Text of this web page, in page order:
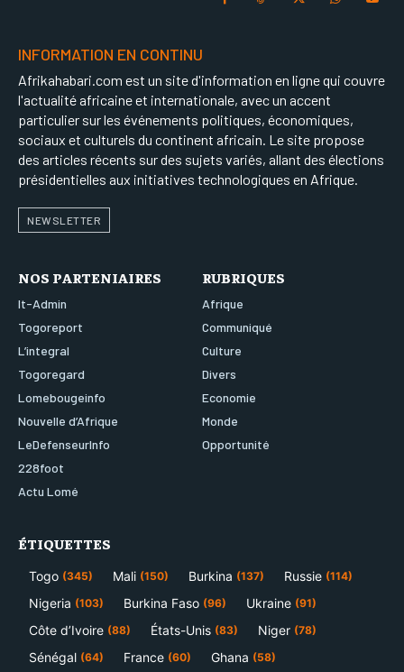
INFORMATION EN CONTINU
Afrikahabari.com est un site d'information en ligne qui couvre
l'actualité africaine et internationale, avec un accent
particulier sur les événements politiques, économiques,
sociaux et culturels du continent africain. Le site propose
des articles récents sur des sujets variés, allant des élections
présidentielles aux initiatives technologiques en Afrique.
NEWSLETTER
NOS PARTENIAIRES
It-Admin
Togoreport
L’integral
Togoregard
Lomebougeinfo
Nouvelle d’Afrique
LeDefenseurInfo
228foot
Actu Lomé
RUBRIQUES
Afrique
Communiqué
Culture
Divers
Economie
Monde
Opportunité
ÉTIQUETTES
Togo (345) Mali (150) Burkina (137) Russie (114)
Nigeria (103) Burkina Faso (96) Ukraine (91)
Côte d’Ivoire (88) États-Unis (83) Niger (78)
Sénégal (64) France (60) Ghana (58)